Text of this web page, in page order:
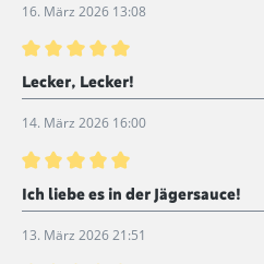
16. März 2026 13:08
Bewertung mit 5 von 5 Sternen
Lecker, Lecker!
14. März 2026 16:00
Bewertung mit 5 von 5 Sternen
Ich liebe es in der Jägersauce!
13. März 2026 21:51